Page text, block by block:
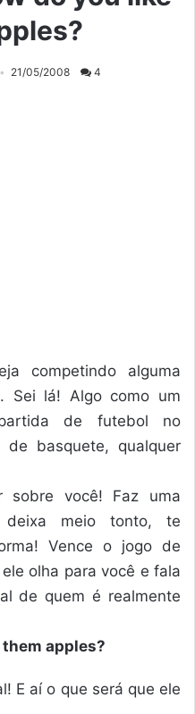
21/05/2008 4
competindo alguma
Sei lá! Algo como um
de futebol no
de basquete, qualquer
você! Faz uma
meio tonto, te
Vence o jogo de
olha para você e fala
de quem é realmente
them apples?
E aí o que será que ele